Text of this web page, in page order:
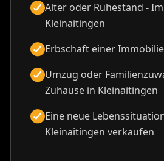
Alter oder Ruhestand -
Kleinaitingen
Erbschaft einer
Umzug oder
Zuhause in Kleinaitingen
Eine neue
Kleinaitingen verkaufen